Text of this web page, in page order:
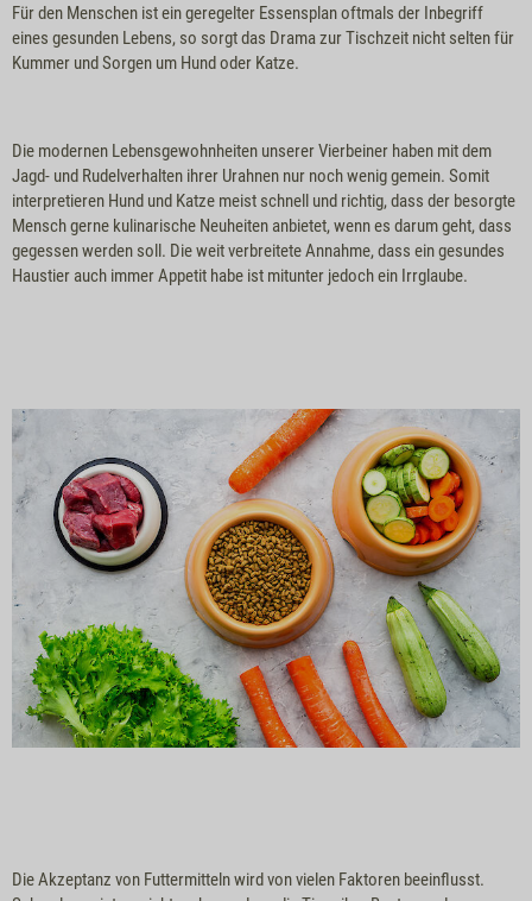
Für den Menschen ist ein geregelter Essensplan oftmals der Inbegriff
eines gesunden Lebens, so sorgt das Drama zur Tischzeit nicht selten für
Kummer und Sorgen um Hund oder Katze.
Die modernen Lebensgewohnheiten unserer Vierbeiner haben mit dem
Jagd- und Rudelverhalten ihrer Urahnen nur noch wenig gemein. Somit
interpretieren Hund und Katze meist schnell und richtig, dass der besorgte
Mensch gerne kulinarische Neuheiten anbietet, wenn es darum geht, dass
gegessen werden soll. Die weit verbreitete Annahme, dass ein gesundes
Haustier auch immer Appetit habe ist mitunter jedoch ein Irrglaube.
Die Akzeptanz von Futtermitteln wird von vielen Faktoren beeinflusst.